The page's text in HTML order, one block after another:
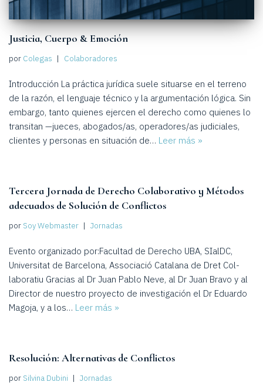
Justicia, Cuerpo & Emoción
porColegas Colaboradores
Introducción La práctica jurídica suele situarse en el terreno
de la razón, el lenguaje técnico y la argumentación lógica. Sin
embargo, tanto quienes ejercen el derecho como quienes lo
transitan —jueces, abogados/as, operadores/as judiciales,
clientes y personas en situación de… Leer más »
Tercera Jornada de Derecho Colaborativo y Métodos
adecuados de Solución de Conflictos
porSoy Webmaster Jornadas
Evento organizado por:Facultad de Derecho UBA, SIalDC,
Universitat de Barcelona, Associació Catalana de Dret Col-
laboratiu Gracias al Dr Juan Pablo Neve, al Dr Juan Bravo y al
Director de nuestro proyecto de investigación el Dr Eduardo
Magoja, y a los… Leer más »
Resolución: Alternativas de Conflictos
porSilvina Dubini Jornadas